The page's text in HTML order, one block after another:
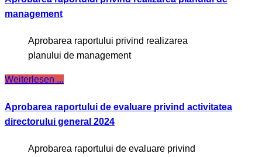
management
Aprobarea raportului privind realizarea
planului de management
Weiterlesen ...
Aprobarea raportului de evaluare privind activitatea
directorului general 2024
Aprobarea raportului de evaluare privind